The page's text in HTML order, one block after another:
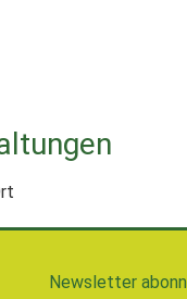
Newsletter